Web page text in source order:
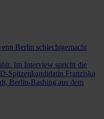
Berlin schlechtgemacht
Im Interview spricht die
Spitzenkandidatin Franziska
Berlin-Bashing aus dem